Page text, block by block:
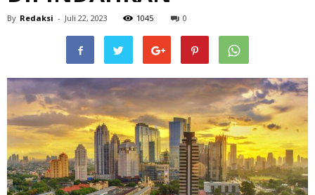
By Redaksi - Juli 22, 2023 1045 0